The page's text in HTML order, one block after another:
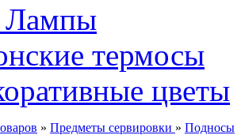
Лампы
термосы
цветы
» Предметы сервировки » Подносы